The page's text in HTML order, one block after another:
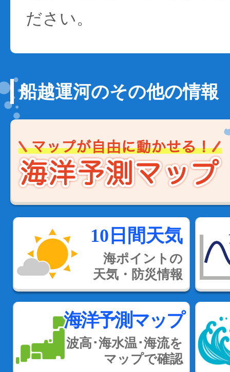
ださい。
船越運河のその他の情報
10日間天気
海ポイントの
天気・防災情報
海洋予測マップ
波高･海水温･海流を
マップで確認